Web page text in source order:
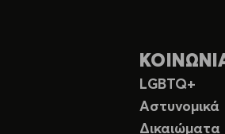
LGBTQ+
Αστυνομικά
Δικαιώματα